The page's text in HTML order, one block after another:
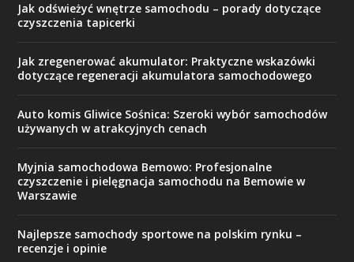
Jak odświeżyć wnętrze samochodu – porady dotyczące
czyszczenia tapicerki
Jak zregenerować akumulator: Praktyczne wskazówki
dotyczące regeneracji akumulatora samochodowego
Auto komis Gliwice Sośnica: Szeroki wybór samochodów
używanych w atrakcyjnych cenach
Myjnia samochodowa Bemowo: Profesjonalne
czyszczenie i pielęgnacja samochodu na Bemowie w
Warszawie
Najlepsze samochody sportowe na polskim rynku –
recenzje i opinie